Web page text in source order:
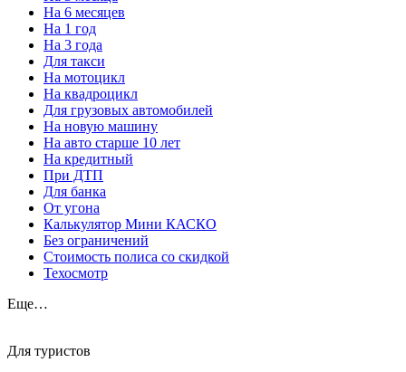
На 6 месяцев
На 1 год
На 3 года
Для такси
На мотоцикл
На квадроцикл
Для грузовых автомобилей
На новую машину
На авто старше 10 лет
На кредитный
При ДТП
Для банка
От угона
Калькулятор Мини КАСКО
Без ограничений
Стоимость полиса со скидкой
Техосмотр
Еще…
Для туристов